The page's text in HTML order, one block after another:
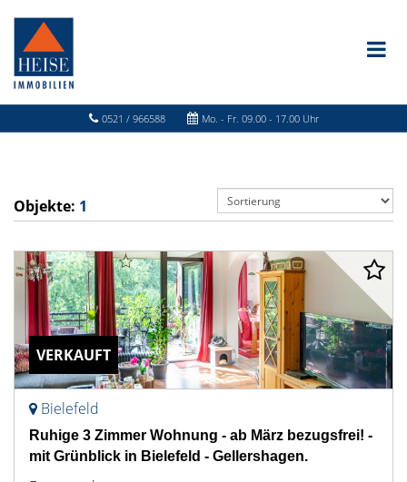
0521 / 966588 Mo. - Fr. 09.00 - 17.00 Uhr
Objekte: 1
VERKAUFT
Bielefeld
Ruhige 3 Zimmer Wohnung - ab März bezugsfrei! -
mit Grünblick in Bielefeld - Gellershagen.